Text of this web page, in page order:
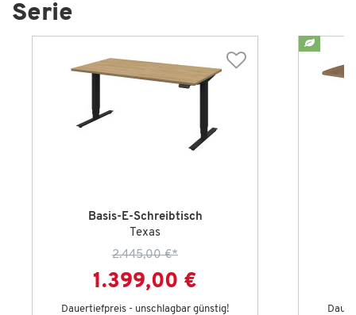
Serie
Basis-E-Schreibtisch
Texas
2.445,00 €*
1.399,00 €
Dauertiefpreis - unschlagbar günstig!